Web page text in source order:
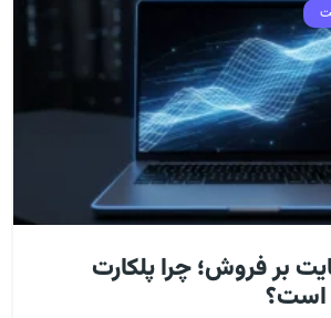
بر فروش؛ چرا پلکارت
است؟